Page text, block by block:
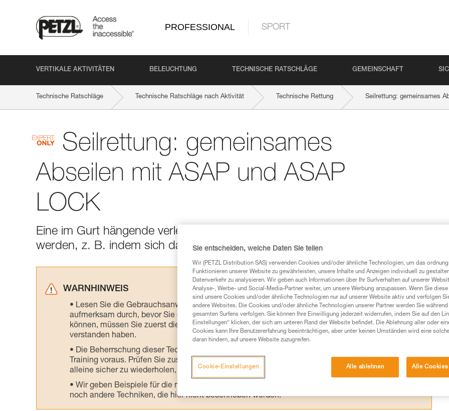
PROFESSIONAL SPORT
VERTIKALE AKTIVITÄTEN BELEUCHTUNG TECHNISCHE RATSCHLÄGE GEMEINSCHAFT
Technische Ratschläge Technische Ratschläge nach Aktivität Technische Rettung Seilrettung: gemeinsames
Seilrettung: gemeinsames
Abseilen mit ASAP und ASAP
LOCK
Eine im Gurt hängende verletzte Person muss schnell aus der Situation befreit
werden, z. B. indem sich das Teammitglied zusammen mit ihr abseilt.
WARNHINWEIS
Lesen Sie die Gebrauchsanweisungen der Produkte, um die es in diesem Tech Tipp geht,
aufmerksam durch, bevor Sie diesen zu Rate ziehen. Um diese Zusatzinformationen verstehen zu
können, müssen Sie zuerst die in der Gebrauchsanweisung enthaltenen Informationen richtig
verstanden haben.
Die Beherrschung dieser Techniken setzt eine entsprechende Ausbildung und ein spezielles
Training voraus. Prüfen Sie zusammen mit einem Profi, ob Sie in der Lage sind, den Vorgang
alleine sicher zu wiederholen, bevor Sie ihn eigenständig durchführen.
Wir geben Beispiele für die mit Ihrer Aktivität verbundenen Techniken. Möglicherweise gibt es
noch andere Techniken, die hier nicht beschrieben werden.
Sie entscheiden, welche Daten Sie teilen
Wir (PETZL Distribution SAS) verwenden Cookies und/oder ähnliche Technologien, um das
Funktionieren unserer Website zu gewährleisten, unsere Inhalte und Anzeigen individuell zu
Datenverkehr zu analysieren. Wir geben auch Informationen über Ihr Surfverhalten auf unserer
Analyse-, Werbe- und Social-Media-Partner weiter, um unsere Werbung anzupassen. Wenn Sie
sind unsere Cookies und/oder ähnliche Technologien nur auf unserer Website aktiv und verfolgen
andere Websites. Die Cookies und/oder ähnliche Technologien unserer Partner werden Sie während
gesamten Surfens verfolgen. Sie können Ihre Einwilligung jederzeit widerrufen, indem Sie auf den
Einstellungen“ klicken, der sich am unteren Rand der Website befindet. Die Ablehnung aller oder
Cookies kann Ihre Benutzererfahrung beeinträchtigen, aber unter keinen Umständen wird eine
daran hindern, auf unsere Website zuzugreifen.
Alle ablehnen Alle
Cookie-Einstellungen